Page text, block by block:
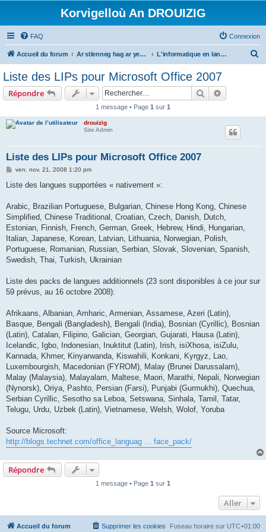
Korvigelloù An DROUIZIG
FAQ Connexion
Accueil du forum Ar stlenneg hag ar yezhoù bihan er bed a-bezh L'informatique en langues régionales et minoritaires
Liste des LIPs pour Microsoft Office 2007
Répondre Rechercher
1 message • Page 1 sur 1
drouizig
Site Admin
Liste des LIPs pour Microsoft Office 2007
M
s
g
ven. nov. 21, 2008 1:20 pm
Liste des langues supportées « nativement »:
Arabic, Brazilian Portuguese, Bulgarian, Chinese Hong Kong, Chinese
Simplified, Chinese Traditional, Croatian, Czech, Danish, Dutch,
Estonian, Finnish, French, German, Greek, Hebrew, Hindi, Hungarian,
Italian, Japanese, Korean, Latvian, Lithuania, Norwegian, Polish,
Portuguese, Romanian, Russian, Serbian, Slovak, Slovenian, Spanish,
Swedish, Thai, Turkish, Ukrainian
Liste des packs de langues additionnels (23 sont disponibles à ce jour sur
59 prévus, au 16 octobre 2008):
Afrikaans, Albanian, Amharic, Armenian, Assamese, Azeri (Latin),
Basque, Bengali (Bangladesh), Bengali (India), Bosnian (Cyrillic), Bosnian
(Latin), Catalan, Filipino, Galician, Georgian, Gujarati, Hausa (Latin),
Icelandic, Igbo, Indonesian, Inuktitut (Latin), Irish, isiXhosa, isiZulu,
Kannada, Khmer, Kinyarwanda, Kiswahili, Konkani, Kyrgyz, Lao,
Luxembourgish, Macedonian (FYROM), Malay (Brunei Darussalam),
Malay (Malaysia), Malayalam, Maltese, Maori, Marathi, Nepali, Norwegian
(Nynorsk), Oriya, Pashto, Persian (Farsi), Punjabi (Gurmukhi), Quechua,
Serbian Cyrillic, Sesotho sa Leboa, Setswana, Sinhala, Tamil, Tatar,
Telugu, Urdu, Uzbek (Latin), Vietnamese, Welsh, Wolof, Yoruba
Source Microsoft:
http://blogs.technet.com/office_languag ... face_pack/
Répondre
1 message • Page 1 sur 1
Aller
Accueil du forum Fuseau horaire sur UTC+01:00
Supprimer les cookies